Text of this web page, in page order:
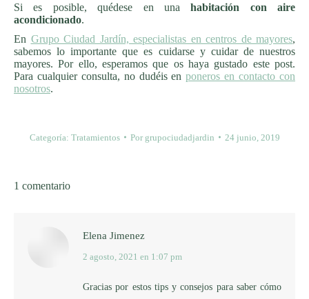
Si es posible, quédese en unahabitación con aire
acondicionado.
En Grupo Ciudad Jardín, especialistas en centros de mayores,
sabemos lo importante que es cuidarse y cuidar de nuestros
mayores. Por ello, esperamos que os haya gustado este post.
Para cualquier consulta, no dudéis enponeros en contacto con
nosotros.
Categoría: Tratamientos Por grupociudadjardin 24 junio, 2019
1 comentario
Elena Jimenez
dice:
2 agosto, 2021 en 1:07 pm
Gracias por estos tips y consejos para saber cómo